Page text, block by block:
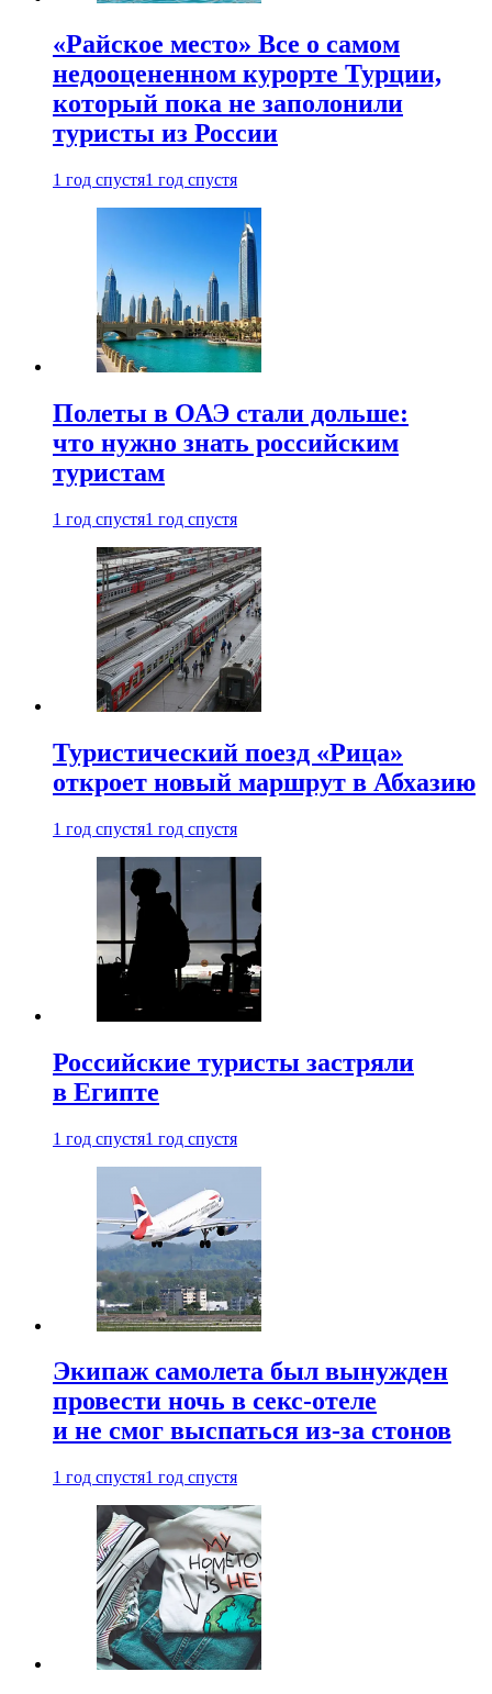
«Райское место» Все о самом
недооцененном курорте Турции,
который пока не заполонили
туристы из России
1 год спустя1 год спустя
Полеты в ОАЭ стали дольше:
что нужно знать российским
туристам
1 год спустя1 год спустя
Туристический поезд «Рица»
откроет новый маршрут в Абхазию
1 год спустя1 год спустя
Российские туристы застряли
в Египте
1 год спустя1 год спустя
Экипаж самолета был вынужден
провести ночь в секс-отеле
и не смог выспаться из-за стонов
1 год спустя1 год спустя